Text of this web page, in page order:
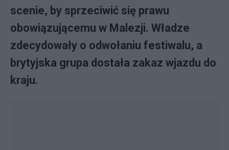
scenie, by sprzeciwić się prawu
obowiązującemu w Malezji. Władze
zdecydowały o odwołaniu festiwalu, a
brytyjska grupa dostała zakaz wjazdu do
kraju.